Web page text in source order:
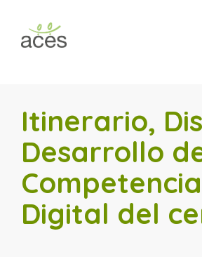
contenido
Itinerario,
Desarrollo
Competencia
Digital del